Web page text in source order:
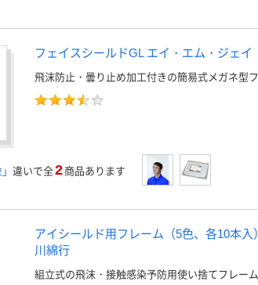
フェイスシールドGL エイ・エム・ジェイ
飛沫防止・曇り止め加工付きの簡易式メガネ型
違いで全2 商品あります
アイシールド用フレーム（5色、各10
川綿行
組立式の飛沫・接触感染予防用使い捨てフレーム